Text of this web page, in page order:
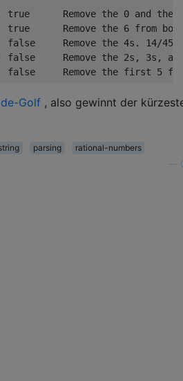
true      Remove the 0 and
Remove the 6 from
false     Remove the 4s. 14/
false     Remove the 2s, 3s,
Golf , also gewinnt der
parsing
rational-numbers